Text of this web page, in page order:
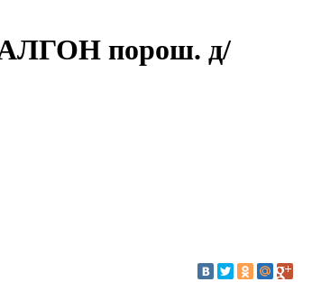
порош. д/